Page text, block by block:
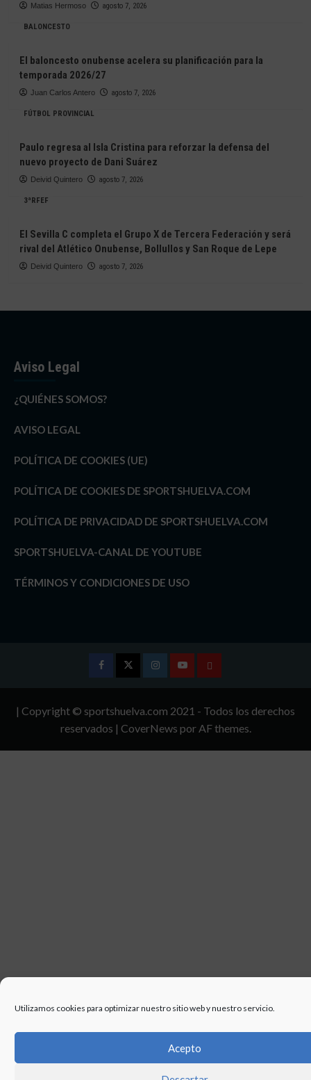
Utilizamos cookies para optimizar nuestro sitio web y nuestro servicio.
Acepto
Matias Hermoso agosto 7, 2026
BALONCESTO
El baloncesto onubense acelera su planificación para la
temporada 2026/27
Juan Carlos Antero agosto 7, 2026
FÚTBOL PROVINCIAL
Paulo regresa al Isla Cristina para reforzar la defensa del
nuevo proyecto de Dani Suárez
Deivid Quintero agosto 7, 2026
3ªRFEF
El Sevilla C completa el Grupo X de Tercera Federación y será
rival del Atlético Onubense, Bollullos y San Roque de Lepe
Deivid Quintero agosto 7, 2026
Aviso Legal
¿QUIÉNES SOMOS?
AVISO LEGAL
POLÍTICA DE COOKIES (UE)
POLÍTICA DE COOKIES DE SPORTSHUELVA.COM
POLÍTICA DE PRIVACIDAD DE SPORTSHUELVA.COM
SPORTSHUELVA-CANAL DE YOUTUBE
TÉRMINOS Y CONDICIONES DE USO
InstagramYoutubeTÉRMINOS
CONDICIONES
| Copyright © sportshuelva.com 2021 - Todos los derechos
reservados | CoverNews por AF themes.